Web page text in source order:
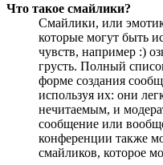
Что такое смайлики?
Смайлики, или
которые могут быть
чувств, например :)
грусть. Полный
форме создания
используя их: они
нечитаемым, и
сообщение или
конференции также
смайликов, которое